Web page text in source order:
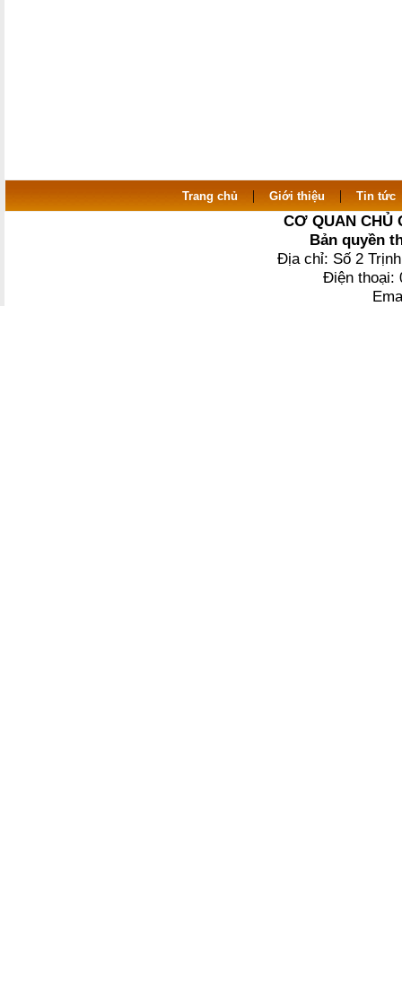
Trang chủ | Giới thiệu | Tin tức
CƠ QUAN CHỦ
Bản quyền
Địa chỉ: Số 2
Điện